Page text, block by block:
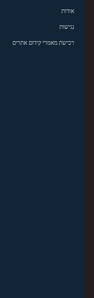
אודות
נגישות
רכישת מאמרי קידום אתרים